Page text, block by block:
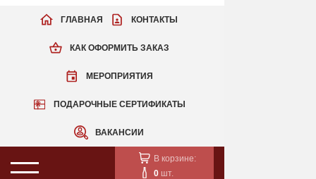
КАК ОФОРМИТЬ ЗАКАЗ
МЕРОПРИЯТИЯ
ПОДАРОЧНЫЕ СЕРТИФИКАТЫ
ВАКАНСИИ
ГЛАВНАЯ КОНТАКТЫ
В корзине:
0 шт.